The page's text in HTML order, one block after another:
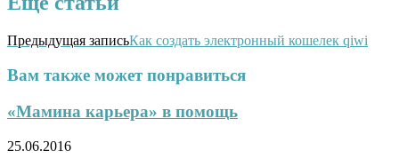
Предыдущая записьКак создать электронный кошелек qiwi
Вам также может понравиться
«Мамина карьера» в помощь
25.06.2016